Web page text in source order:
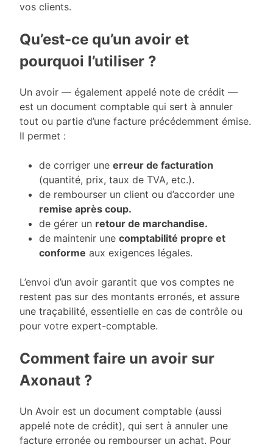
vos clients.
Qu’est-ce qu’un avoir et
pourquoi l’utiliser ?
Un avoir — également appelé note de crédit —
est un document comptable qui sert à annuler
tout ou partie d’une facture précédemment émise.
Il permet :
de corriger une erreur de facturation
(quantité, prix, taux de TVA, etc.).
de rembourser un client ou d’accorder une
remise après coup.
de gérer un retour de marchandise.
de maintenir une comptabilité propre et
conforme aux exigences légales.
L’envoi d’un avoir garantit que vos comptes ne
restent pas sur des montants erronés, et assure
une traçabilité, essentielle en cas de contrôle ou
pour votre expert-comptable.
Comment faire un avoir sur
Axonaut ?
Un Avoir est un document comptable (aussi
appelé note de crédit), qui sert à annuler une
facture erronée ou rembourser un achat. Pour